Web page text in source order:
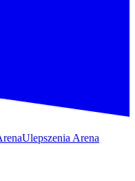
Ulepszenia Arena